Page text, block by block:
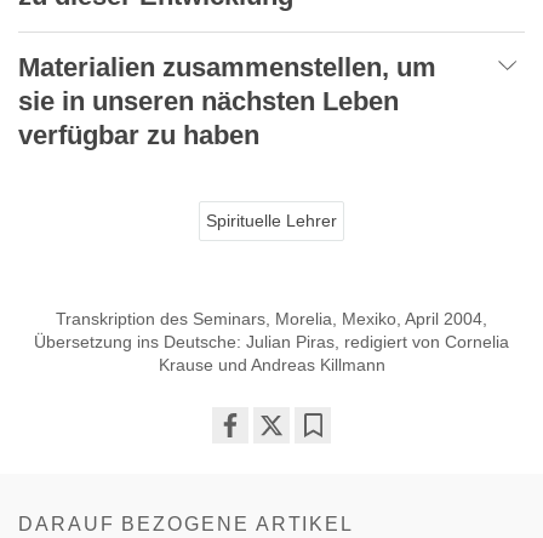
Materialien zusammenstellen, um
sie in unseren nächsten Leben
verfügbar zu haben
Spirituelle Lehrer
Transkription des Seminars, Morelia, Mexiko, April 2004,
Übersetzung ins Deutsche: Julian Piras, redigiert von Cornelia
Krause und Andreas Killmann
DARAUF BEZOGENE ARTIKEL